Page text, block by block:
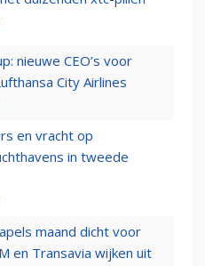
nieuwe CEO’s voor
City Airlines
en vracht op
in tweede
maand dicht voor
en Transavia wijken uit